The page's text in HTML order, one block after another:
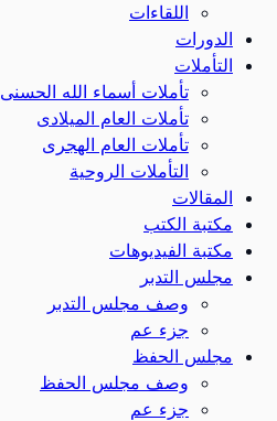
اللقاءات
الدورات
التأملات
تأملات أسماء الله الحسنى
تأملات العام الميلادى
تأملات العام الهجرى
التأملات الروحية
المقالات
مكتبة الكتب
مكتبة الفيديوهات
مجلس التدبر
وصف مجلس التدبر
جزء عم
مجلس الحفظ
وصف مجلس الحفظ
جزء عم